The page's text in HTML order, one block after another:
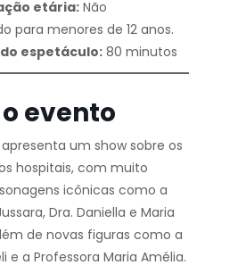
etária: Não
para menores de 12 anos.
espetáculo: 80 minutos
evento
um show sobre os
hospitais, com muito
icônicas como a
Dra. Daniella e Maria
de novas figuras como a
e a Professora Maria Amélia.